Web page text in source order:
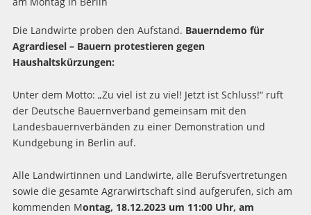
Die Landwirte proben den Aufstand. Bauerndemo für
Agrardiesel – Bauern protestieren gegen
Haushaltskürzungen:
Unter dem Motto: „Zu viel ist zu viel! Jetzt ist Schluss!“ ruft
der Deutsche Bauernverband gemeinsam mit den
Landesbauernverbänden zu einer Demonstration und
Kundgebung in Berlin auf.
Alle Landwirtinnen und Landwirte, alle Berufsvertretungen
sowie die gesamte Agrarwirtschaft sind aufgerufen, sich am
kommenden Montag, 18.12.2023 um 11:00 Uhr, am